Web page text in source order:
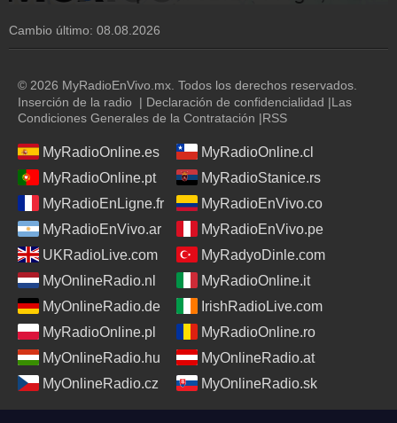
Cambio último: 08.08.2026
© 2026 MyRadioEnVivo.mx. Todos los derechos reservados.
Inserción de la radio | Declaración de confidencialidad |Las
Condiciones Generales de la Contratación |RSS
MyRadioOnline.es
MyRadioOnline.cl
MyRadioOnline.pt
MyRadioStanice.rs
MyRadioEnLigne.fr
MyRadioEnVivo.co
MyRadioEnVivo.ar
MyRadioEnVivo.pe
UKRadioLive.com
MyRadyoDinle.com
MyOnlineRadio.nl
MyRadioOnline.it
MyOnlineRadio.de
IrishRadioLive.com
MyRadioOnline.pl
MyRadioOnline.ro
MyOnlineRadio.hu
MyOnlineRadio.at
MyOnlineRadio.cz
MyOnlineRadio.sk